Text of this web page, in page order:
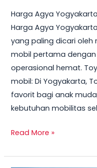
Harga Agya
Harga Agya
yang paling dicari oleh
mobil pertama
operasional hemat.
mobil: Di Yogyakarta,
favorit bagi anak
kebutuhan mobilitas
Read More »